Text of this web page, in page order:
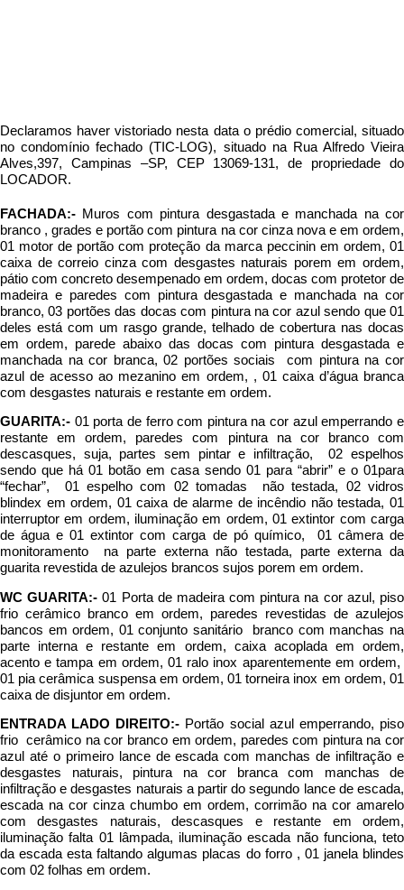
Declaramos haver vistoriado nesta data o prédio comercial, situado
no condomínio fechado (TIC-LOG), situado na Rua Alfredo Vieira
Alves,397, Campinas –SP, CEP 13069-131, de propriedade do
LOCADOR.
FACHADA:- Muros com pintura desgastada e manchada na cor
branco , grades e portão com pintura na cor cinza nova e em ordem,
01 motor de portão com proteção da marca peccinin em ordem, 01
caixa de correio cinza com desgastes naturais porem em ordem,
pátio com concreto desempenado em ordem, docas com protetor de
madeira e paredes com pintura desgastada e manchada na cor
branco, 03 portões das docas com pintura na cor azul sendo que 01
deles está com um rasgo grande, telhado de cobertura nas docas
em ordem, parede abaixo das docas com pintura desgastada e
manchada na cor branca, 02 portões sociais com pintura na cor
azul de acesso ao mezanino em ordem, , 01 caixa d’água branca
com desgastes naturais e restante em ordem.
GUARITA:- 01 porta de ferro com pintura na cor azul emperrando e
restante em ordem, paredes com pintura na cor branco com
descasques, suja, partes sem pintar e infiltração, 02 espelhos
sendo que há 01 botão em casa sendo 01 para “abrir” e o 01para
“fechar”, 01 espelho com 02 tomadas não testada, 02 vidros
blindex em ordem, 01 caixa de alarme de incêndio não testada, 01
interruptor em ordem, iluminação em ordem, 01 extintor com carga
de água e 01 extintor com carga de pó químico, 01 câmera de
monitoramento na parte externa não testada, parte externa da
guarita revestida de azulejos brancos sujos porem em ordem.
WC GUARITA:- 01 Porta de madeira com pintura na cor azul, piso
frio cerâmico branco em ordem, paredes revestidas de azulejos
bancos em ordem, 01 conjunto sanitário branco com manchas na
parte interna e restante em ordem, caixa acoplada em ordem,
acento e tampa em ordem, 01 ralo inox aparentemente em ordem,
01 pia cerâmica suspensa em ordem, 01 torneira inox em ordem, 01
caixa de disjuntor em ordem.
ENTRADA LADO DIREITO:- Portão social azul emperrando, piso
frio cerâmico na cor branco em ordem, paredes com pintura na cor
azul até o primeiro lance de escada com manchas de infiltração e
desgastes naturais, pintura na cor branca com manchas de
infiltração e desgastes naturais a partir do segundo lance de escada,
escada na cor cinza chumbo em ordem, corrimão na cor amarelo
com desgastes naturais, descasques e restante em ordem,
iluminação falta 01 lâmpada, iluminação escada não funciona, teto
da escada esta faltando algumas placas do forro , 01 janela blindes
com 02 folhas em ordem.